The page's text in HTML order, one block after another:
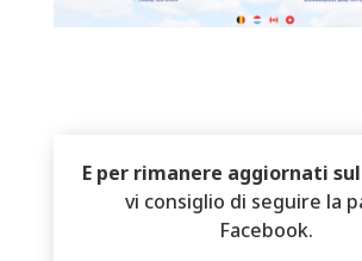
E per rimanere aggiornati
vi consiglio di seguire la
Facebook.